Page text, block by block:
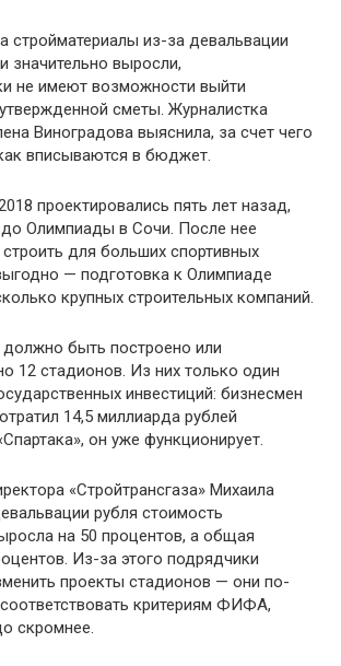
стройматериалы из-за девальвации
значительно выросли,
не имеют возможности выйти
сметы. Журналистка
Виноградова выяснила, за счет чего
вписываются в бюджет.
проектировались пять лет назад,
до Олимпиады в Сочи. После нее
для больших спортивных
— подготовка к Олимпиаде
крупных строительных компаний.
быть построено или
12 стадионов. Из них только один
инвестиций: бизнесмен
14,5 миллиарда рублей
он уже функционирует.
«Стройтрансгаза» Михаила
рубля стоимость
на 50 процентов, а общая
Из-за этого подрядчики
проекты стадионов — они по-
критериям ФИФА,
скромнее.